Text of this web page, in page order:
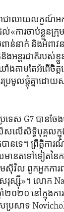
ណ៍​ជា​លាយលក្ខណ៍​អ
ល់​«​ការចាប់​ខ្លួនក្រុ
ន់​នាក់ និង​អំពាវន
និង​អន្តរជាតិ​រប
ង​តាម​តែ​អំពើចិត្
ប្រមូល​ផ្តុំ​គ្នា​ដោ
ទេស​ G7 បានចែង​
លើ​សិទ្ធិ​បុគ្គល​ក្នុ
ទេ។ ព្រឹត្តិការណ៍
មាន​ត​ទៅ​ទៀតនៃ​
ស៊ីវិល ​ពួកអ្នក​ការ
ស​រុស្ស៊ី»។ លោក
២០២០ នៅ​ក្នុង​ក
ៃ​ប្រសាទ